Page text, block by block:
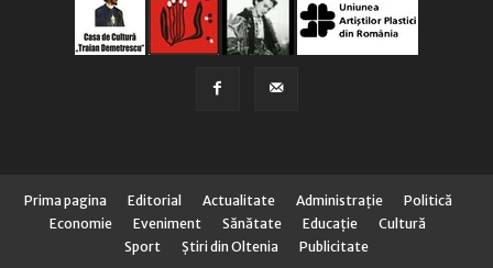
Prima pagina Editorial Actualitate Administraţie
Politică
Economie
Eveniment Sănătate Educaţie
Cultură
Sport
Știri din Oltenia Publicitate